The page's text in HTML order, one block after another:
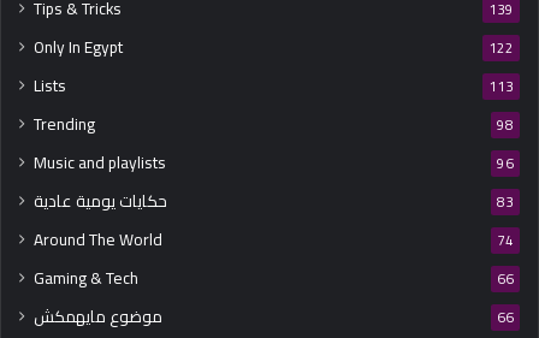
Tips & Tricks 139
Only In Egypt 122
Lists 113
Trending 98
Music and playlists 96
حكايات يومية عادية 83
Around The World 74
Gaming & Tech 66
موضوع مايهمكش 66